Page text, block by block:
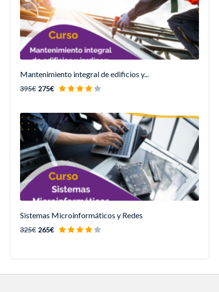
Mantenimiento integral de edificios y...
395€ 275€
Sistemas Microinformáticos y Redes
325€ 265€